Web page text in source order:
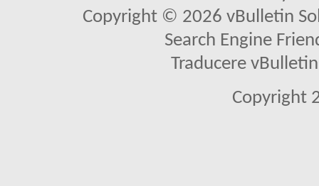
Copyright © 2026 vBulletin
Search Engine
Traducere
Copyright